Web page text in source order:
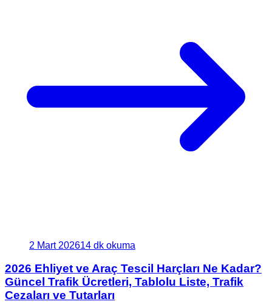
2 Mart 202614 dk okuma
2026 Ehliyet ve Araç Tescil Harçları Ne Kadar?
Güncel Trafik Ücretleri, Tablolu Liste, Trafik
Cezaları ve Tutarları